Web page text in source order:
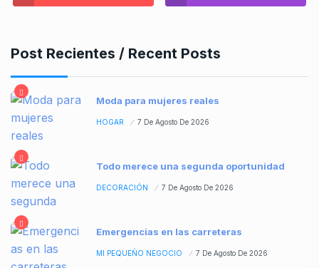
Post Recientes / Recent Posts
Moda para mujeres reales
HOGAR 7 De Agosto De 2026
Todo merece una segunda oportunidad
DECORACIÓN 7 De Agosto De 2026
Emergencias en las carreteras
MI PEQUEÑO NEGOCIO 7 De Agosto De 2026